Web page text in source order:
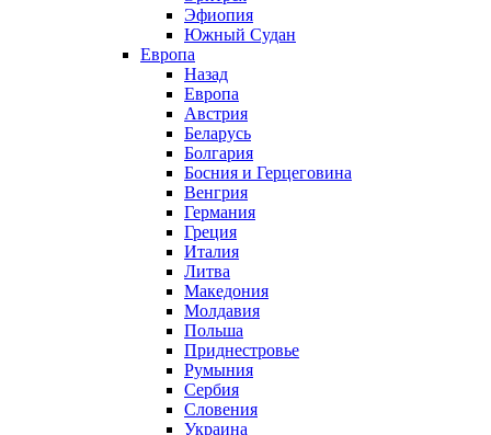
Эфиопия
Южный Судан
Европа
Назад
Европа
Австрия
Беларусь
Болгария
Босния и Герцеговина
Венгрия
Германия
Греция
Италия
Литва
Македония
Молдавия
Польша
Приднестровье
Румыния
Сербия
Словения
Украина